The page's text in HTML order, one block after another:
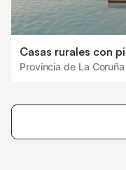
Casas rurales con
Provincia de La Coruña